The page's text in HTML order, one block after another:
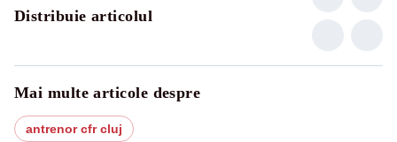
Distribuie articolul
Mai multe articole despre
antrenor cfr cluj